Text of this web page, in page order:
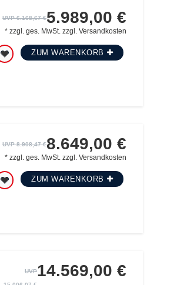
UVP 6.168,67 €5.989,00 €
*zzgl. ges. MwSt. zzgl.Versandkosten
ZUM WARENKORB
UVP 8.908,47 €8.649,00 €
*zzgl. ges. MwSt. zzgl.Versandkosten
ZUM WARENKORB
UVP14.569,00 €